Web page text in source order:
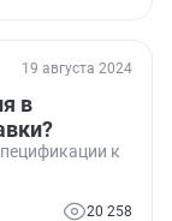
19 августа 2024
в
к
20 258